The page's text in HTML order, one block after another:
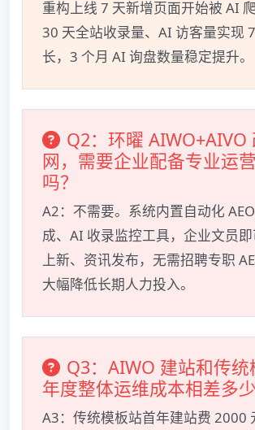
重构上线 7 天新增页面开始被 AI 爬
30 天全站收录量、AI 访客量实现
长，3 个月 AI 询盘数量稳定提升。
Q2：环曜 AIWO+AIVO
网，需要企业配备专业运
吗？
A2：不需要。系统内置自动化
成、AI 收录监控工具，企业文员
上新、资讯发布，无需招聘专职
大幅降低长期人力投入。
Q3：AIWO 建站和传统
年度整体运维成本相差多少
A3：传统模板站首年建站费 2000